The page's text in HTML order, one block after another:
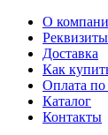
О
Реквизиты
Доставка
Как
Оплата по
Каталог
Контакты